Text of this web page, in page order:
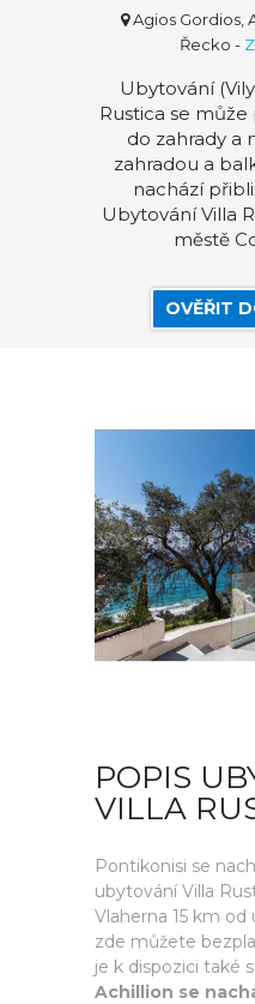
Agios Gordios,
Řecko -
Ubytování
Rustica se
do zahrady a
zahradou a
nachází
Ubytování Villa
městě
OVĚŘIT
POPIS
VILLA
Pontikonisi se
ubytování Villa
Vlaherna 15 km
zde můžete
je k dispozici také
Achillion se